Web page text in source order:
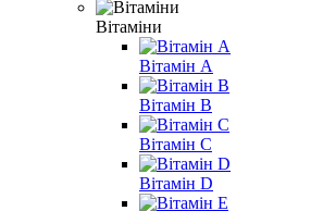
Вітаміни
Вітамін A
Вітамін B
Вітамін С
Вітамін D